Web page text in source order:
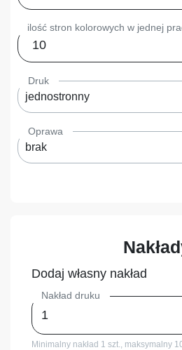
ilość stron kolorowych w jednej
Druk
jednostronny
Oprawa
brak
Dodaj własny nakład
Nakład druku
Minimalny nakład 1 szt., maksymalny